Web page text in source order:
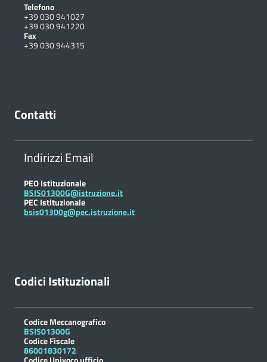
Telefono
+39 030 941027
+39 030 941220
Fax
+39 030 944315
Contatti
Indirizzi Email
PEO Istituzionale
BSIS01300G@istruzione.it
PEC Istituzionale
bsis01300g@pec.istruzione.it
Codici Istituzionali
Codice Meccanografico
BSIS01300G
Codice Fiscale
86001830172